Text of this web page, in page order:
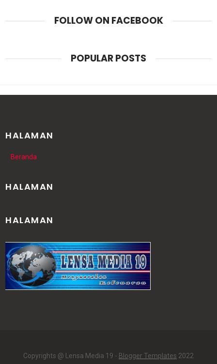
FOLLOW ON FACEBOOK
POPULAR POSTS
HALAMAN
Beranda
HALAMAN
HALAMAN
Copyrights @ Lensa Media 19 - Blogger Templates 2022